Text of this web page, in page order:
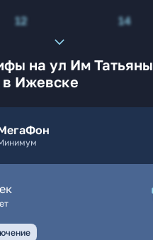
12 14
на ул Им Татьяны
Ижевске